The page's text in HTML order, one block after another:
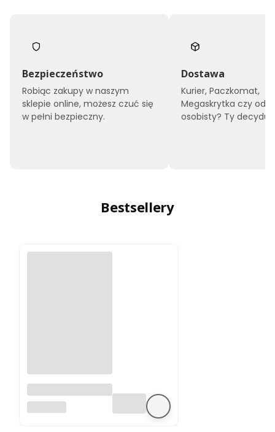
Bezpieczeństwo
Robiąc zakupy w naszym
sklepie online, możesz czuć się
w pełni bezpieczny.
Dostawa
Kurier, Paczkomat,
Megaskrytka czy
osobisty? Ty
Bestsellery
silnika krokowego